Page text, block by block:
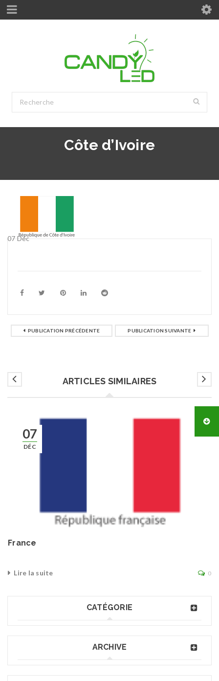
Côte d’Ivoire
07 Déc
PUBLICATION PRÉCÉDENTE PUBLICATION SUIVANTE
ARTICLES SIMILAIRES
07
DÉC
France
Lire la suite 0
CATÉGORIE
ARCHIVE